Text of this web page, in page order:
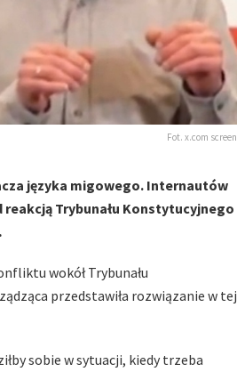
Fot. x.com screen
języka migowego. Internautów
Trybunału Konstytucyjnego
wokół Trybunału
przedstawiła rozwiązanie w tej
sobie w sytuacji, kiedy trzeba